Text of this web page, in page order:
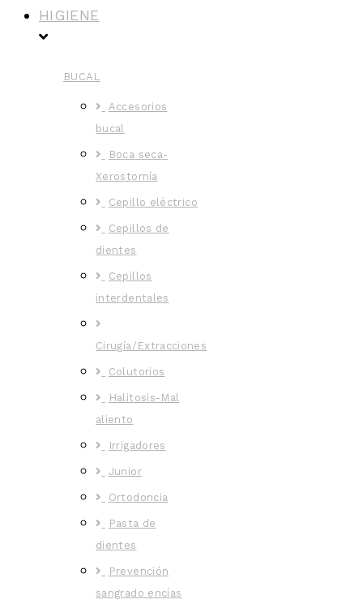
HIGIENE
BUCAL
Accesorios
bucal
Boca seca-
Xerostomía
Cepillo eléctrico
Cepillos de
dientes
Cepillos
interdentales
Cirugía/Extracciones
Colutorios
Halitosis-Mal
aliento
Irrigadores
Junior
Ortodoncia
Pasta de
dientes
Prevención
sangrado encías